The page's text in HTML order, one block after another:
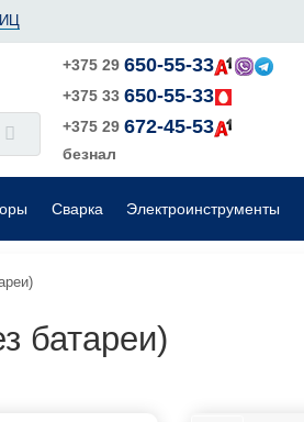
+375 29 650-55-33
+375 33 650-55-33
+375 29 672-45-53
безнал
измельчители
Сварка Электроинструменты
машины
батареи)